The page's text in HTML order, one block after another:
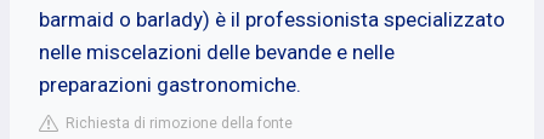
barmaid o barlady) è il professionista specializzato
nelle miscelazioni delle bevande e nelle
preparazioni gastronomiche.
Richiesta di rimozione della fonte